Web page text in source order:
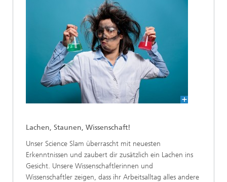
Lachen, Staunen, Wissenschaft!
Unser Science Slam überrascht mit neuesten
Erkenntnissen und zaubert dir zusätzlich ein Lachen ins
Gesicht. Unsere Wissenschaftlerinnen und
Wissenschaftler zeigen, dass ihr Arbeitsalltag alles andere